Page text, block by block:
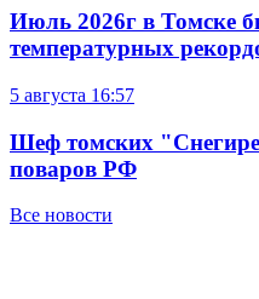
Июль 2026г в Томске
температурных
5 августа 16:57
Шеф томских
поваров РФ
Все новости